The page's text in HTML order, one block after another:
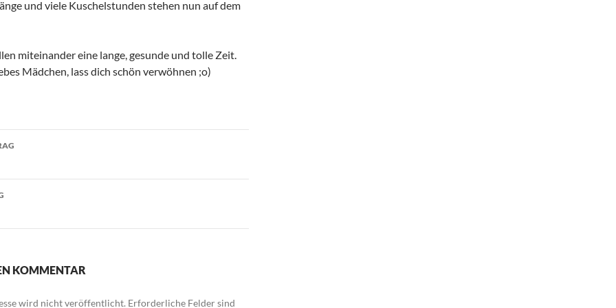
und viele Kuschelstunden stehen nun auf dem
miteinander eine lange, gesunde und tolle Zeit.
Mädchen, lass dich schön verwöhnen ;o)
KOMMENTAR
wird nicht veröffentlicht. Erforderliche Felder sind